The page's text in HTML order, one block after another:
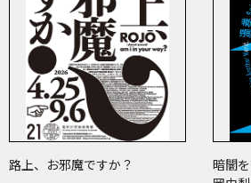
路上、お邪魔ですか？
暗闇